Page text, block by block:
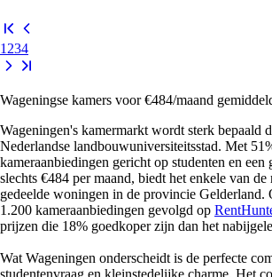
1 234
Wageningse kamers voor €484/maand
Wageningen's kamermarkt wordt sterk bepaald
Nederlandse landbouwuniversiteitsstad. Met
kameraanbiedingen gericht op studenten en een
slechts €484 per maand, biedt het enkele van de
gedeelde woningen in de provincie Gelderland.
1.200 kameraanbiedingen gevolgd op
prijzen die 18% goedkoper zijn dan het
Wat Wageningen onderscheidt is de perfecte
studentenvraag en kleinstedelijke charme. Het